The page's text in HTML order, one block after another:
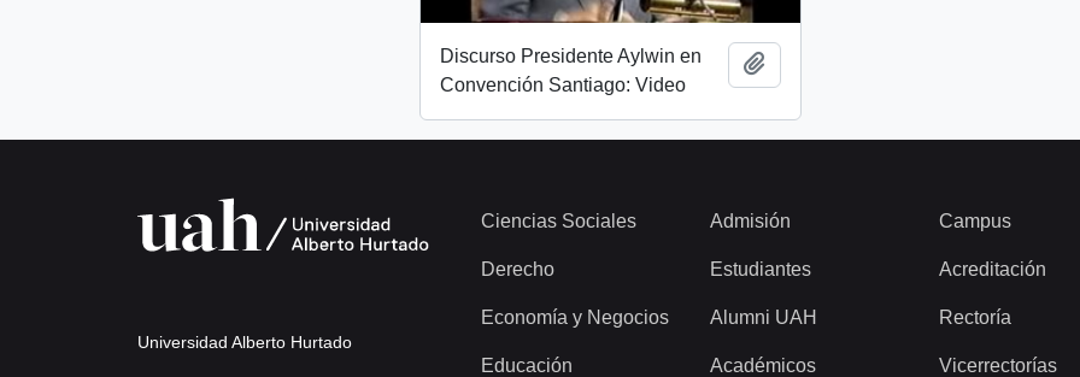
Discurso Presidente Aylwin en
Convención Santiago: Video
Universidad Alberto Hurtado
Ciencias Sociales
Derecho
Economía y Negocios
Educación
Admisión
Estudiantes
Alumni UAH
Académicos
Campus
Acreditación
Rectoría
Vicerrectorías